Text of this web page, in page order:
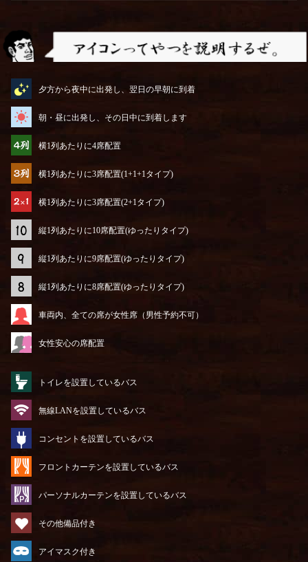
夕方から夜中に出発し、翌日の早朝に到着
朝・昼に出発し、その日中に到着します
横1列あたりに4席配置
横1列あたりに3席配置(1+1+1タイプ)
横1列あたりに3席配置(2+1タイプ)
縦1列あたりに10席配置(ゆったりタイプ)
縦1列あたりに9席配置(ゆったりタイプ)
縦1列あたりに8席配置(ゆったりタイプ)
車両内、全ての席が女性席（男性予約不可）
女性安心の席配置
トイレを設置しているバス
無線LANを設置しているバス
コンセントを設置しているバス
フロントカーテンを設置しているバス
パーソナルカーテンを設置しているバス
その他備品付き
アイマスク付き